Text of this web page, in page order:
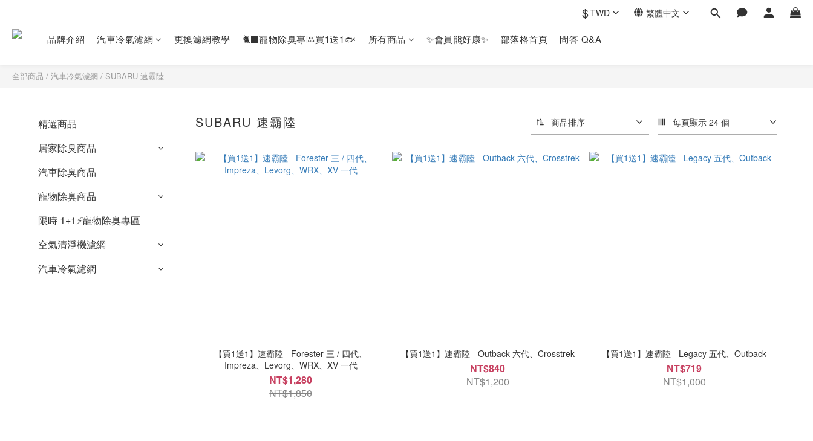
$TWD 繁體中文
品牌介紹 汽車冷氣濾網 更換濾網教學 🐈‍⬛寵物除臭專區買1送1🐟 所有商品 ✨會員熊好康✨ 部落格首頁 問答 Q&A
全部商品 / 汽車冷氣濾網 / SUBARU 速霸陸
精選商品
居家除臭商品
汽車除臭商品
寵物除臭商品
限時 1+1⚡️寵物除臭專區
空氣清淨機濾網
汽車冷氣濾網
SUBARU 速霸陸 商品排序 每頁顯示 24 個
【買1送1】速霸陸 - Forester 三 / 四代、
Impreza、Levorg、WRX、XV 一代
NT$1,280
NT$1,850
【買1送1】速霸陸 - Outback 六代、Crosstrek
NT$840
NT$1,200
【買1送1】速霸陸 - Legacy 五代、Outback
NT$719
NT$1,000